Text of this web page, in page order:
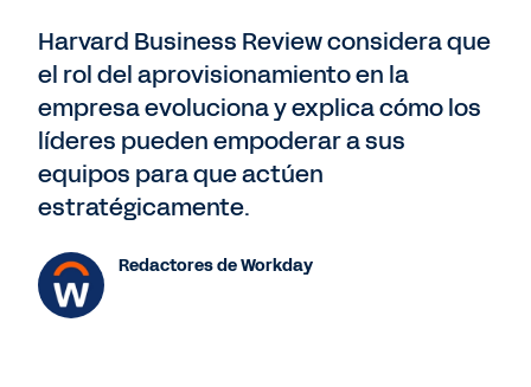
Harvard Business Review considera que
el rol del aprovisionamiento en la
empresa evoluciona y explica cómo los
líderes pueden empoderar a sus
equipos para que actúen
estratégicamente.
Redactores de Workday